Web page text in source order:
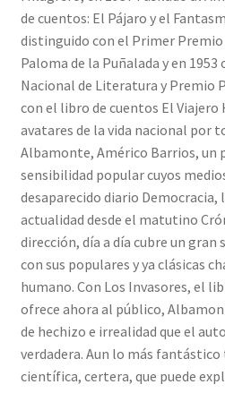
de cuentos: El Pájaro y el
distinguido con el Primer
Paloma de la Puñalada y en
Nacional de Literatura y Premio
con el libro de cuentos El Viajero
avatares de la vida nacional por
Albamonte, Américo Barrios, un
sensibilidad popular cuyos
desaparecido diario
actualidad desde el matutino
dirección, día a día cubre un gran
con sus populares y ya clásicas
humano. Con Los Invasores, el
ofrece ahora al público,
de hechizo e irrealidad que el
verdadera. Aun lo más
científica, certera, que puede